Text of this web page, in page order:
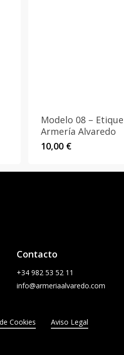
Modelo 08 –
Armería Alvaredo
10,00 €
Contacto
+34 982 53 52 11
info@armeriaalvaredo.com
Cookies Aviso Legal